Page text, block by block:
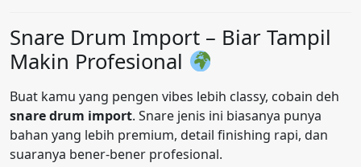
Snare Drum Import – Biar Tampil
Makin Profesional
Buat kamu yang pengen vibes lebih classy, cobain deh
snare drum import. Snare jenis ini biasanya punya
bahan yang lebih premium, detail finishing rapi, dan
suaranya bener-bener profesional.